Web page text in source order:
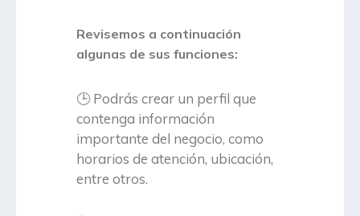
Revisemos a continuación
algunas de sus funciones:
🕒 Podrás crear un perfil que
contenga información
importante del negocio, como
horarios de atención, ubicación,
entre otros.